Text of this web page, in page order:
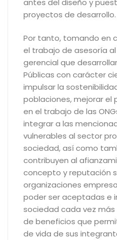
antes del diseño y
proyectos de desarrollo.
Por tanto, tomando en
el trabajo de asesoría
gerencial que
Públicas con carácter
impulsar la
poblaciones, mejorar el
en el trabajo de las
integrar a las
vulnerables al sector
sociedad, así como
contribuyen al
concepto y reputación
organizaciones
poder ser aceptadas e
sociedad cada vez
de beneficios que
de vida de sus